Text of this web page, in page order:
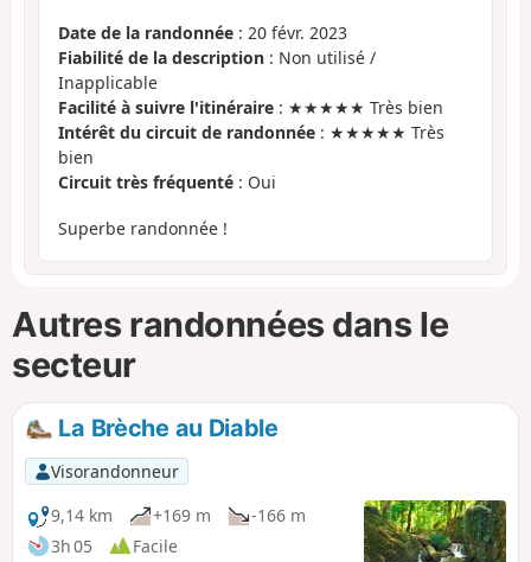
Date de la randonnée : 20 févr. 2023
Fiabilité de la description : Non utilisé /
Inapplicable
Facilité à suivre l'itinéraire : ★★★★★ Très bien
Intérêt du circuit de randonnée : ★★★★★ Très
bien
Circuit très fréquenté : Oui
Superbe randonnée !
Autres randonnées dans le
secteur
La Brèche au Diable
Visorandonneur
9,14 km
+169 m
-166 m
3h 05
Facile